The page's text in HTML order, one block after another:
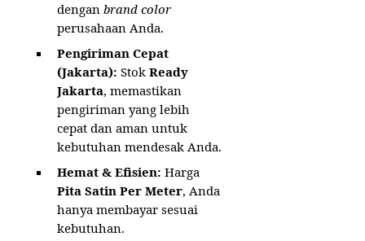
dengan brand color
perusahaan Anda.
Pengiriman Cepat
(Jakarta): Stok Ready
Jakarta, memastikan
pengiriman yang lebih
cepat dan aman untuk
kebutuhan mendesak Anda.
Hemat & Efisien: Harga
Pita Satin Per Meter, Anda
hanya membayar sesuai
kebutuhan.